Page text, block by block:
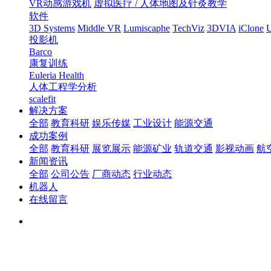
VR动感游戏机 虚拟医疗 / 人体地图及针灸教学
软件
3D Systems Middle VR Lumiscaphe TechViz 3DVIA iClone
投影机
Barco
康复训练
Euleria Health
人体工程学分析
scalefit
解决方案
全部 教育科研 娱乐传媒 工业设计 能源交通
成功案例
全部 教育科研 展览展示 能源矿业 轨道交通 影视动画 航
新闻资讯
全部 公司公告 厂商动态 行业动态
机器人
在线留言